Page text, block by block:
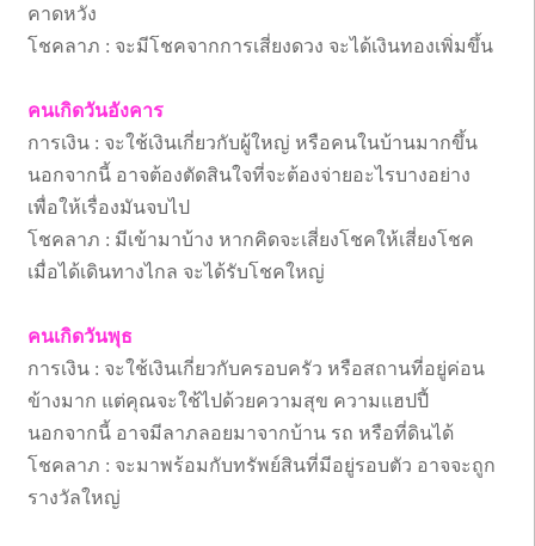
คาดหวัง
โชคลาภ : จะมีโชคจากการเสี่ยงดวง จะได้เงินทองเพิ่มขึ้น
คนเกิดวันอังคาร
การเงิน : จะใช้เงินเกี่ยวกับผู้ใหญ่ หรือคนในบ้านมากขึ้น
นอกจากนี้ อาจต้องตัดสินใจที่จะต้องจ่ายอะไรบางอย่าง
เพื่อให้เรื่องมันจบไป
โชคลาภ : มีเข้ามาบ้าง หากคิดจะเสี่ยงโชคให้เสี่ยงโชค
เมื่อได้เดินทางไกล จะได้รับโชคใหญ่
คนเกิดวันพุธ
การเงิน : จะใช้เงินเกี่ยวกับครอบครัว หรือสถานที่อยู่ค่อน
ข้างมาก แต่คุณจะใช้ไปด้วยความสุข ความแฮปปี้
นอกจากนี้ อาจมีลาภลอยมาจากบ้าน รถ หรือที่ดินได้
โชคลาภ : จะมาพร้อมกับทรัพย์สินที่มีอยู่รอบตัว อาจจะถูก
รางวัลใหญ่